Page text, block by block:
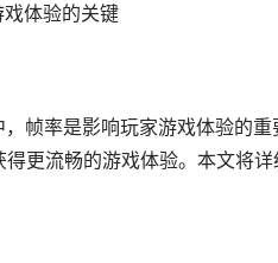
体验的关键
帧率是影响玩家游戏体验的
更流畅的游戏体验。本文将